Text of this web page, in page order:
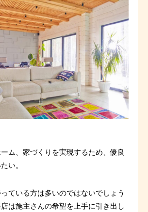
ム、家づくりを実現するため、優良
い。
ている方は多いのではないでしょう
は施主さんの希望を上手に引き出し